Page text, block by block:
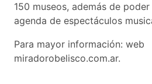
150 museos, además de
agenda de espectáculos
Para mayor información: web
miradorobelisco.com.ar.